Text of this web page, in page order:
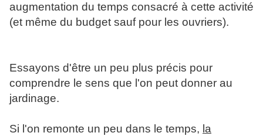
augmentation du temps consacré à cette activité
(et même du budget sauf pour les ouvriers).
Essayons d'être un peu plus précis pour
comprendre le sens que l'on peut donner au
jardinage.
Si l'on remonte un peu dans le temps, la